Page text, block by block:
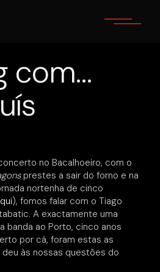
com…
no Bacalhoeiro, com o
prestes a sair do forno e na
nortenha de cinco
), fomos falar com o Tiago
A exactamente uma
banda ao Porto, cinco anos
por cá, foram estas as
às nossas questões do